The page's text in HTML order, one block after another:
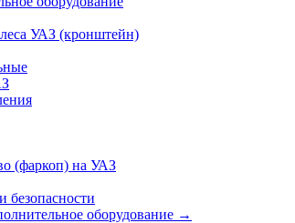
УАЗ (кронштейн)
(фаркоп) на УАЗ
оборудование →